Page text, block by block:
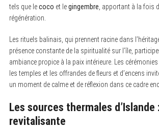
tels que lecoco et legingembre , apportant à la fois
régénération.
Les rituels balinais, qui prennent racine dans
présence constante de la spiritualité sur l’île,
ambiance propice à la paix intérieure. Les
les temples et les offrandes de fleurs et d’encens
un moment de calme et de réflexion dans ce cadre
Les sources thermales d’Islande
revitalisante